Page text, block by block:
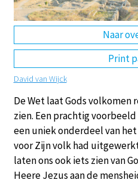
Naar
Print
David van Wijck
De Wet laat Gods volkomen
zien. Een prachtig
een uniek onderdeel van
voor Zijn volk had
laten ons ook iets zien van
Heere Jezus aan de
DE